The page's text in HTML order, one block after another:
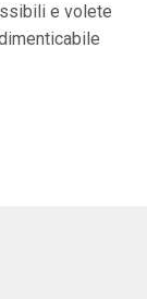
e volete